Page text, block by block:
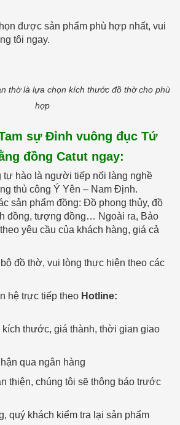
được sản phẩm phù hợp nhất, vui
tôi ngay.
thờ là lựa chọn kích thước đồ thờ cho phù
hợp
sự Đỉnh vuông đục Tứ
đồng Catut ngay:
tự hào là người tiếp nối làng nghề
thủ công Ý Yên – Nam Định.
sản phẩm đồng: Đồ phong thủy, đồ
đồng, tượng đồng… Ngoài ra, Bảo
yêu cầu của khách hàng, giá cả
đồ thờ, vui lòng thực hiện theo các
hệ trực tiếp theo Hotline:
kích thước, giá thành, thời gian giao
qua ngân hàng
thiện, chúng tôi sẽ thông báo trước
quý khách kiểm tra lại sản phẩm